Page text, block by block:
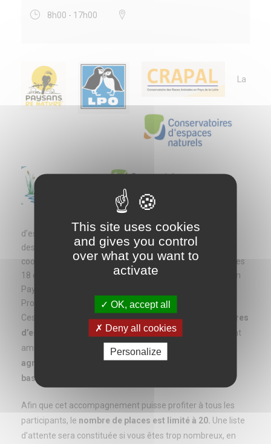
8h00 - 17h00
La
Fédération des Conservatoires
d’espaces naturels (FCEN-Pôle Loire) et le Conservatoire
des races animales en Pays de Loire (CRAPAL)
coorganisent 2 journées d'accompagnement technique les
18 et 19 avril à Pontchâteau (44), animés par l'association
Paysans de nature® et son relai régional Ligue pour la
Protection des Oiseaux (LPO).Public cible :
Ces deux journées ciblent prioritairement les
gestionnaires
d’espaces naturelset leséleveursqui portent, qui seront
amenés ou qui souhaiteraientporter des projets
agroécologique pastoraux en zone humides sur le
bassin de la Loire
Afin que cet accompagnement puisse profiter à tous les
participants, le nombre de places est limité à 20. Une liste
d’attente sera constituée si vous êtes trop nombreux, en
This site uses cookies
and gives you control
over what you want to
activate
OK, accept all
Deny all cookies
Personalize